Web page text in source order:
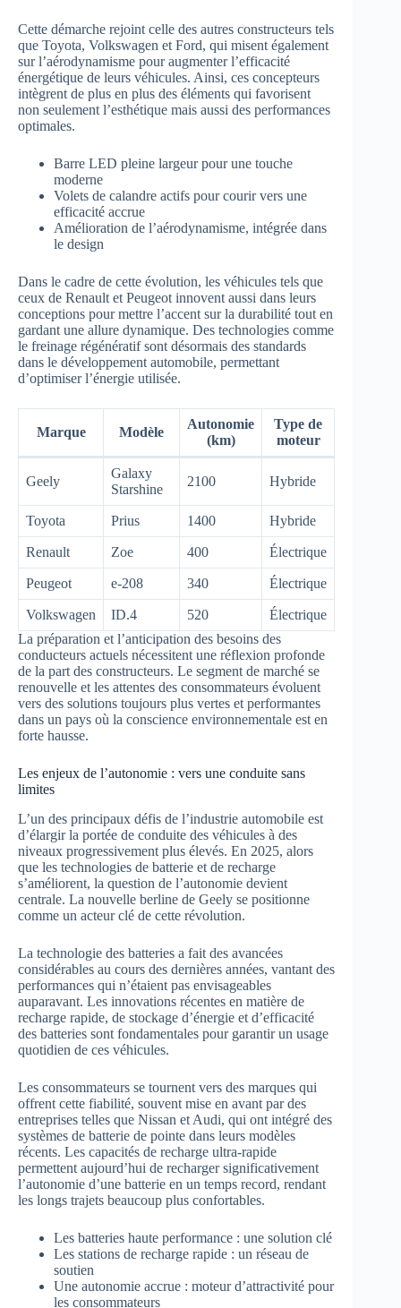
Cette démarche rejoint celle des autres constructeurs tels
que Toyota, Volkswagen et Ford, qui misent également
sur l’aérodynamisme pour augmenter l’efficacité
énergétique de leurs véhicules. Ainsi, ces concepteurs
intègrent de plus en plus des éléments qui favorisent
non seulement l’esthétique mais aussi des performances
optimales.
Barre LED pleine largeur pour une touche
moderne
Volets de calandre actifs pour courir vers une
efficacité accrue
Amélioration de l’aérodynamisme, intégrée dans
le design
Dans le cadre de cette évolution, les véhicules tels que
ceux de Renault et Peugeot innovent aussi dans leurs
conceptions pour mettre l’accent sur la durabilité tout en
gardant une allure dynamique. Des technologies comme
le freinage régénératif sont désormais des standards
dans le développement automobile, permettant
d’optimiser l’énergie utilisée.
Marque Modèle
Autonomie
(km)
Type de
moteur
Geely
Galaxy
Starshine
2100 Hybride
Toyota Prius 1400 Hybride
Renault Zoe 400 Électrique
Peugeot e-208 340 Électrique
Volkswagen ID.4 520
Électrique
La préparation et l’anticipation des besoins des
conducteurs actuels nécessitent une réflexion profonde
de la part des constructeurs. Le segment de marché se
renouvelle et les attentes des consommateurs évoluent
vers des solutions toujours plus vertes et performantes
dans un pays où la conscience environnementale est en
forte hausse.
Les enjeux de l’autonomie : vers une conduite sans
limites
L’un des principaux défis de l’industrie automobile est
d’élargir la portée de conduite des véhicules à des
niveaux progressivement plus élevés. En 2025, alors
que les technologies de batterie et de recharge
s’améliorent, la question de l’autonomie devient
centrale. La nouvelle berline de Geely se positionne
comme un acteur clé de cette révolution.
La technologie des batteries a fait des avancées
considérables au cours des dernières années, vantant des
performances qui n’étaient pas envisageables
auparavant. Les innovations récentes en matière de
recharge rapide, de stockage d’énergie et d’efficacité
des batteries sont fondamentales pour garantir un usage
quotidien de ces véhicules.
Les consommateurs se tournent vers des marques qui
offrent cette fiabilité, souvent mise en avant par des
entreprises telles que Nissan et Audi, qui ont intégré des
systèmes de batterie de pointe dans leurs modèles
récents. Les capacités de recharge ultra-rapide
permettent aujourd’hui de recharger significativement
l’autonomie d’une batterie en un temps record, rendant
les longs trajets beaucoup plus confortables.
Les batteries haute performance : une solution clé
Les stations de recharge rapide : un réseau de
soutien
Une autonomie accrue : moteur d’attractivité pour
les consommateurs